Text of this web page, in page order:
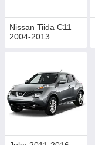
Nissan Tiida C11
2004-2013